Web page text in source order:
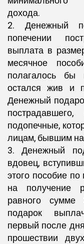
дохода.
2. Денежный
попечении
выплата в
месячное
полагалось
остался жив и
Денежный
подопечные,
лицам, бывшим
3. Денежный
вдовец,
этого пособие
на получение
равного
подарок
первый после
прошествии